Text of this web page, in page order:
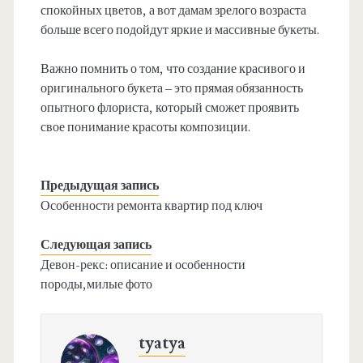
спокойных цветов, а вот дамам зрелого возраста
больше всего подойдут яркие и массивные букеты.
Важно помнить о том, что создание красивого и
оригинального букета – это прямая обязанность
опытного флориста, который сможет проявить
свое понимание красоты композиции.
Предыдущая запись
Особенности ремонта квартир под ключ
Следующая запись
Девон-рекс: описание и особенности
породы,милые фото
tyatya